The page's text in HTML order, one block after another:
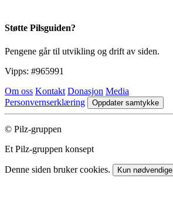
Støtte Pilsguiden?
Pengene går til utvikling og drift av siden.
Vipps: #965991
Om oss Kontakt Donasjon Media
Personvernserklæring
Oppdater samtykke
© Pilz-gruppen
Et Pilz-gruppen konsept
Denne siden bruker cookies. Kun nødvendige